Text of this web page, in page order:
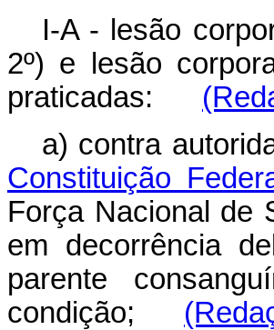
I-A - lesão
2º) e lesão
praticadas:
a) contra
Constituição
Força Nacional de
em decorrência
parente
condição;